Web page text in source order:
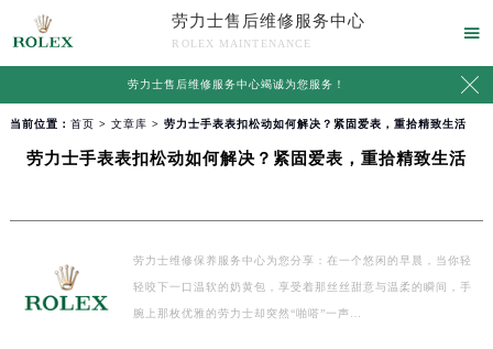
劳力士售后维修服务中心
ROLEX MAINTENANCE

劳力士售后维修服务中心竭诚为您服务！ 
当前位置： 首页 > 文章库 > 劳力士手表表扣松动如何解决？紧固爱表，重拾精致生活
劳力士手表表扣松动如何解决？紧固爱表，重拾精致生活
劳力士维修保养服务中心为您分享：在一个悠闲的早晨，当你轻
轻咬下一口温软的奶黄包，享受着那丝丝甜意与温柔的瞬间，手
腕上那枚优雅的劳力士却突然“啪嗒”一声…